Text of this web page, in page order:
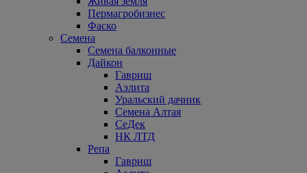
Пермагробизнес
Фаско
Семена
Семена балконные
Дайкон
Гавриш
Аэлита
Уральский дачник
Семена Алтая
СеДек
НК ЛТД
Репа
Гавриш